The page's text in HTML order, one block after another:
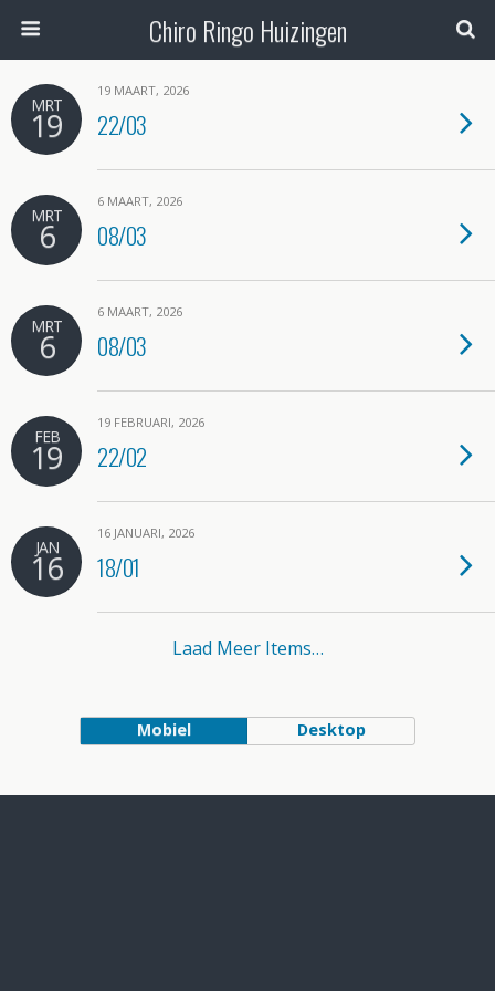
Chiro Ringo Huizingen
MRT
19
19 MAART, 2026
22/03
MRT
6
6 MAART, 2026
08/03
MRT
6
6 MAART, 2026
08/03
FEB
19
19 FEBRUARI, 2026
22/02
JAN
16
16 JANUARI, 2026
18/01
Laad Meer Items…
Mobiel Desktop